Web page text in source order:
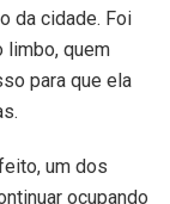
da cidade. Foi
limbo, quem
para que ela
um dos
ocupando